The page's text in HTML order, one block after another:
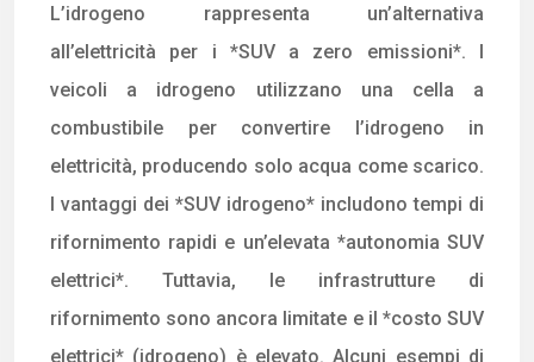
L’idrogeno rappresenta un’alternativa
all’elettricità per i *SUV a zero emissioni*. I
veicoli a idrogeno utilizzano una cella a
combustibile per convertire l’idrogeno in
elettricità, producendo solo acqua come scarico.
I vantaggi dei *SUV idrogeno* includono tempi di
rifornimento rapidi e un’elevata *autonomia SUV
elettrici*. Tuttavia, le infrastrutture di
rifornimento sono ancora limitate e il *costo SUV
elettrici* (idrogeno) è elevato. Alcuni esempi di